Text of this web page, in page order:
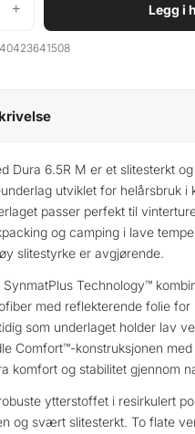
+ Legg i
Dura 6.5R M er et slitesterkt
utviklet for helårsbruk i
passer perfekt til
og camping i lave
slitestyrke er avgjørende.
SynmatPlus Technology™
med reflekterende folie
som underlaget holder lav
Comfort™-konstruksjonen
komfort og stabilitet gjennom
ytterstoffet i resirkulert
og svært slitesterkt. To flate